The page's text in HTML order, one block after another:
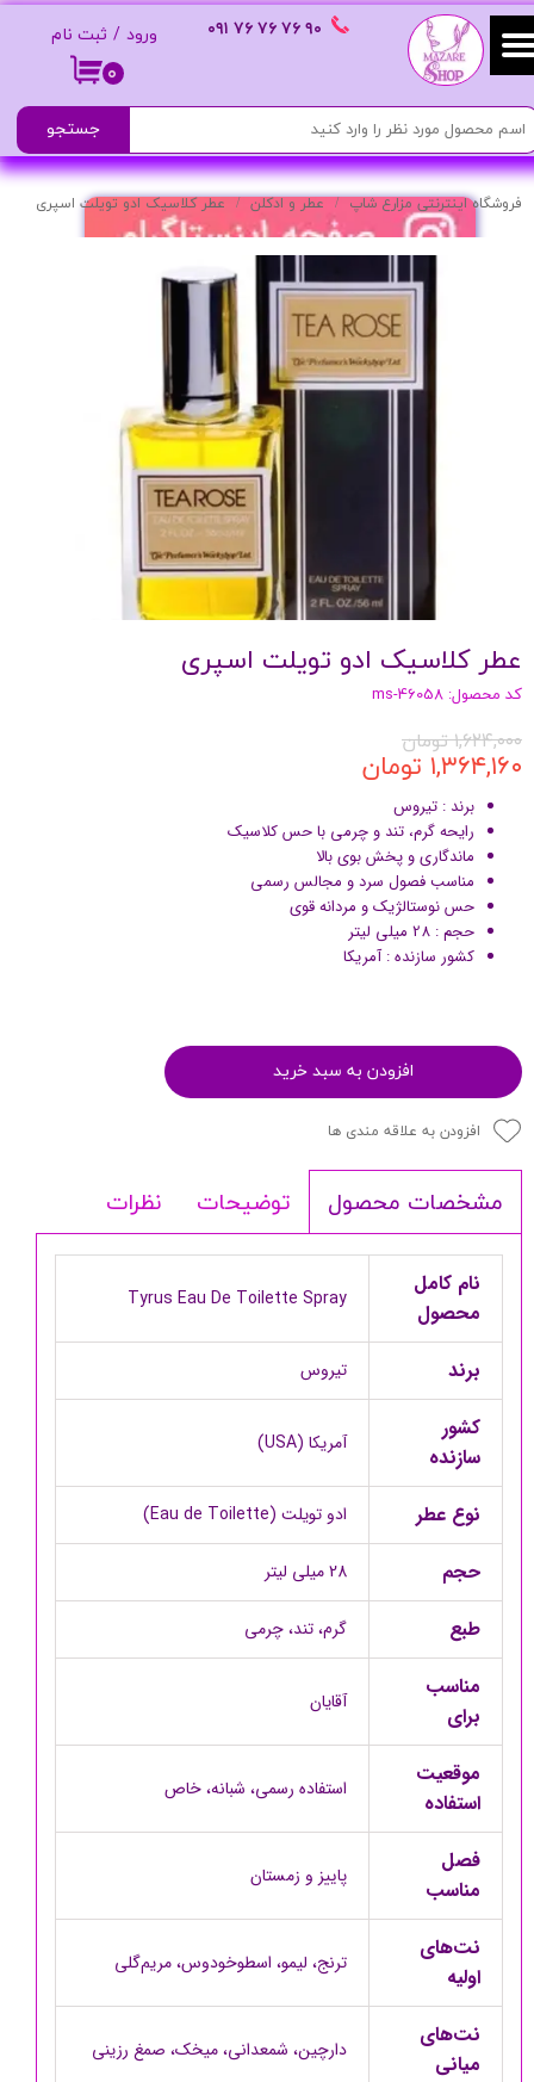
۰
ورود / ثبت نام
حساب کاربری من
تغییر گذر واژه
سفارشات
خروج از حساب کاربری
٩٠ ٧۶ ٧۶ ٧۶ ٠٩١
جستجو
فروشگاه اینترنتی مزارع شاپ عطر و ادکلن عطر کلاسیک ادو تویلت اسپری
عطر کلاسیک ادو تویلت اسپری
کد محصول: ms-46058
۱,۶۲۴,۰۰۰ تومان
۱,۳۶۴,۱۶۰ تومان
برند : تیروس
رایحه گرم، تند و چرمی با حس کلاسیک
ماندگاری و پخش بوی بالا
مناسب فصول سرد و مجالس رسمی
حس نوستالژیک و مردانه قوی
حجم : 28 میلی لیتر
کشور سازنده :‌ آمریکا
افزودن به سبد خرید
افزودن به علاقه مندی ها
مشخصات محصول توضیحات نظرات
نام کامل
محصول
Tyrus Eau De Toilette Spray
برند تیروس
کشور
سازنده
آمریکا (USA)
نوع عطر ادو تویلت (Eau de Toilette)
حجم‌ 28 میلی لیتر
طبع گرم، تند، چرمی
مناسب
برای
آقایان
موقعیت
استفاده
استفاده رسمی، شبانه، خاص
فصل
مناسب
پاییز و زمستان
نت‌های
اولیه
ترنج، لیمو، اسطوخودوس، مریم‌گلی
نت‌های
میانی
دارچین، شمعدانی، میخک، صمغ رزینی